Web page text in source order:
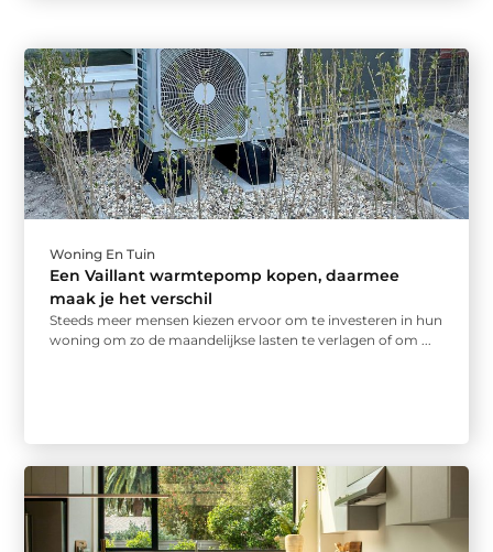
Woning En Tuin
Een Vaillant warmtepomp kopen, daarmee
maak je het verschil
Steeds meer mensen kiezen ervoor om te investeren in hun
woning om zo de maandelijkse lasten te verlagen of om ...